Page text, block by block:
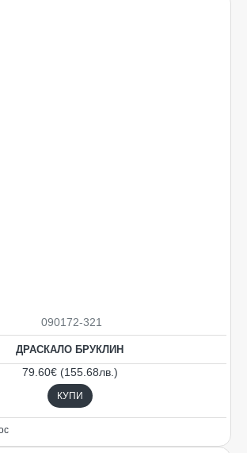
090172-321
ДРАСКАЛО БРУКЛИН
79.60€ (155.68лв.)
КУПИ